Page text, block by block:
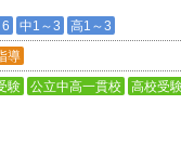
中1～3 高1～3
導
験 公立中高一貫校 高校受